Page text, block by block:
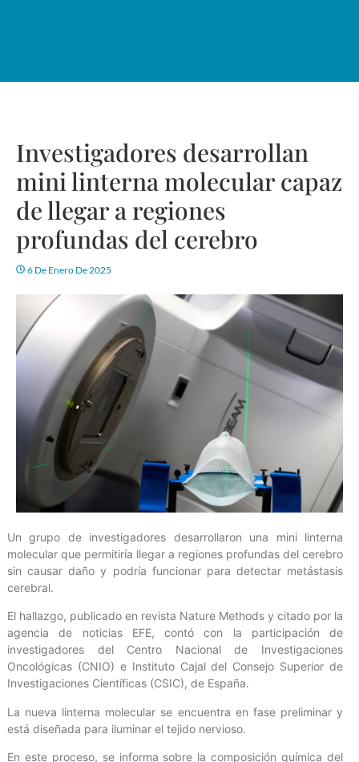
Investigadores desarrollan
mini linterna molecular capaz
de llegar a regiones
profundas del cerebro
6 De Enero De 2025
Un grupo de investigadores desarrollaron una mini linterna
molecular que permitiría llegar a regiones profundas del cerebro
sin causar daño y podría funcionar para detectar metástasis
cerebral.
El hallazgo, publicado en revista Nature Methods y citado por la
agencia de noticias EFE, contó con la participación de
investigadores del Centro Nacional de Investigaciones
Oncológicas (CNIO) e Instituto Cajal del Consejo Superior de
Investigaciones Científicas (CSIC), de España.
La nueva linterna molecular se encuentra en fase preliminar y
está diseñada para iluminar el tejido nervioso.
En este proceso, se informa sobre la composición química del